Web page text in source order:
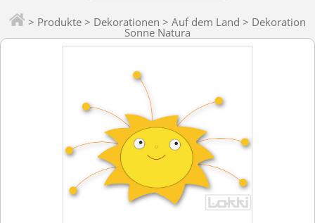
> Produkte > Dekorationen > Auf dem Land > Dekoration
Sonne Natura